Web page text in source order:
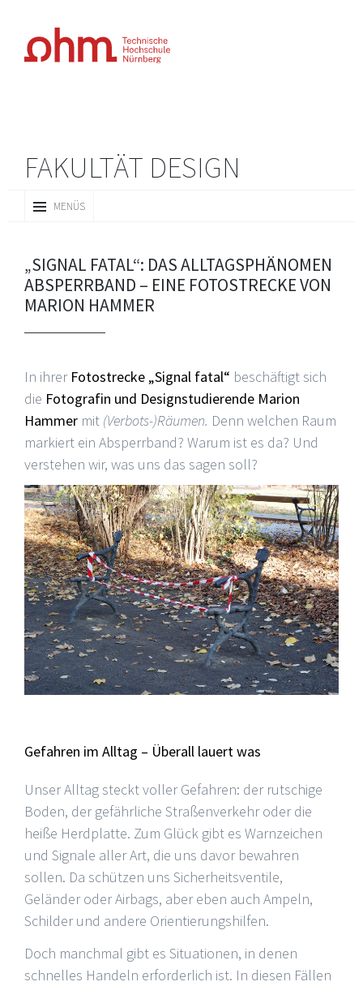
FAKULTÄT DESIGN
MENÜS
INHALT
„SIGNAL FATAL“: DAS ALLTAGSPHÄNOMEN
ABSPERRBAND – EINE FOTOSTRECKE VON
MARION HAMMER
In ihrer Fotostrecke „Signal fatal“ beschäftigt sich
die Fotografin und Designstudierende Marion
Hammer mit (Verbots-)Räumen. Denn welchen Raum
markiert ein Absperrband? Warum ist es da? Und
verstehen wir, was uns das sagen soll?
Gefahren im Alltag – Überall lauert was
Unser Alltag steckt voller Gefahren: der rutschige
Boden, der gefährliche Straßenverkehr oder die
heiße Herdplatte. Zum Glück gibt es Warnzeichen
und Signale aller Art, die uns davor bewahren
sollen. Da schützen uns Sicherheitsventile,
Geländer oder Airbags, aber eben auch Ampeln,
Schilder und andere Orientierungshilfen.
Doch manchmal gibt es Situationen, in denen
schnelles Handeln erforderlich ist. In diesen Fällen